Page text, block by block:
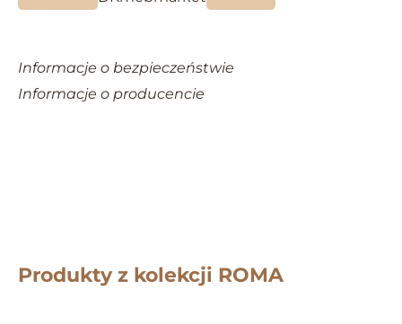
Informacje o bezpieczeństwie
Informacje o producencie
Produkty z kolekcji ROMA